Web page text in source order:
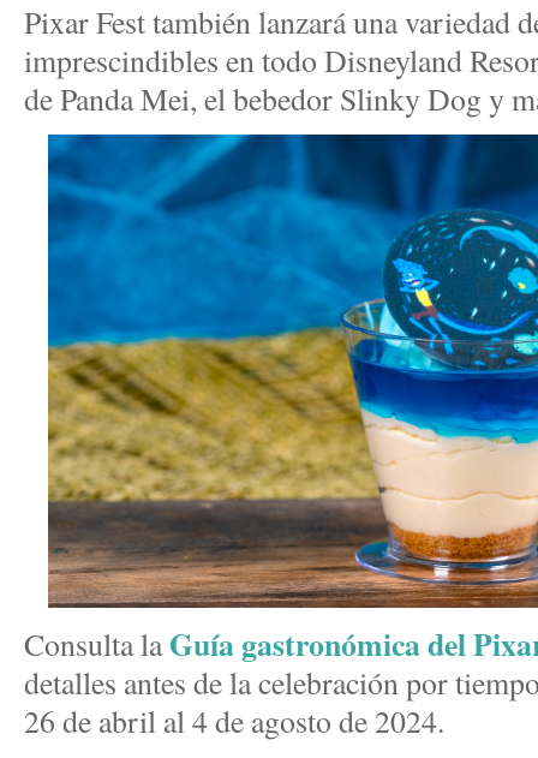
Pixar Fest también lanzará una variedad
imprescindibles en todo Disneyland
de Panda Mei, el bebedor Slinky Dog y
Consulta la Guía gastronómica del
detalles antes de la celebración por
26 de abril al 4 de agosto de 2024.